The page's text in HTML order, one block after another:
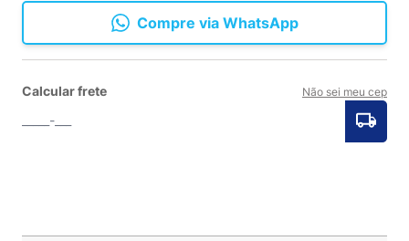
Compre via WhatsApp
Calcular frete Não sei meu cep